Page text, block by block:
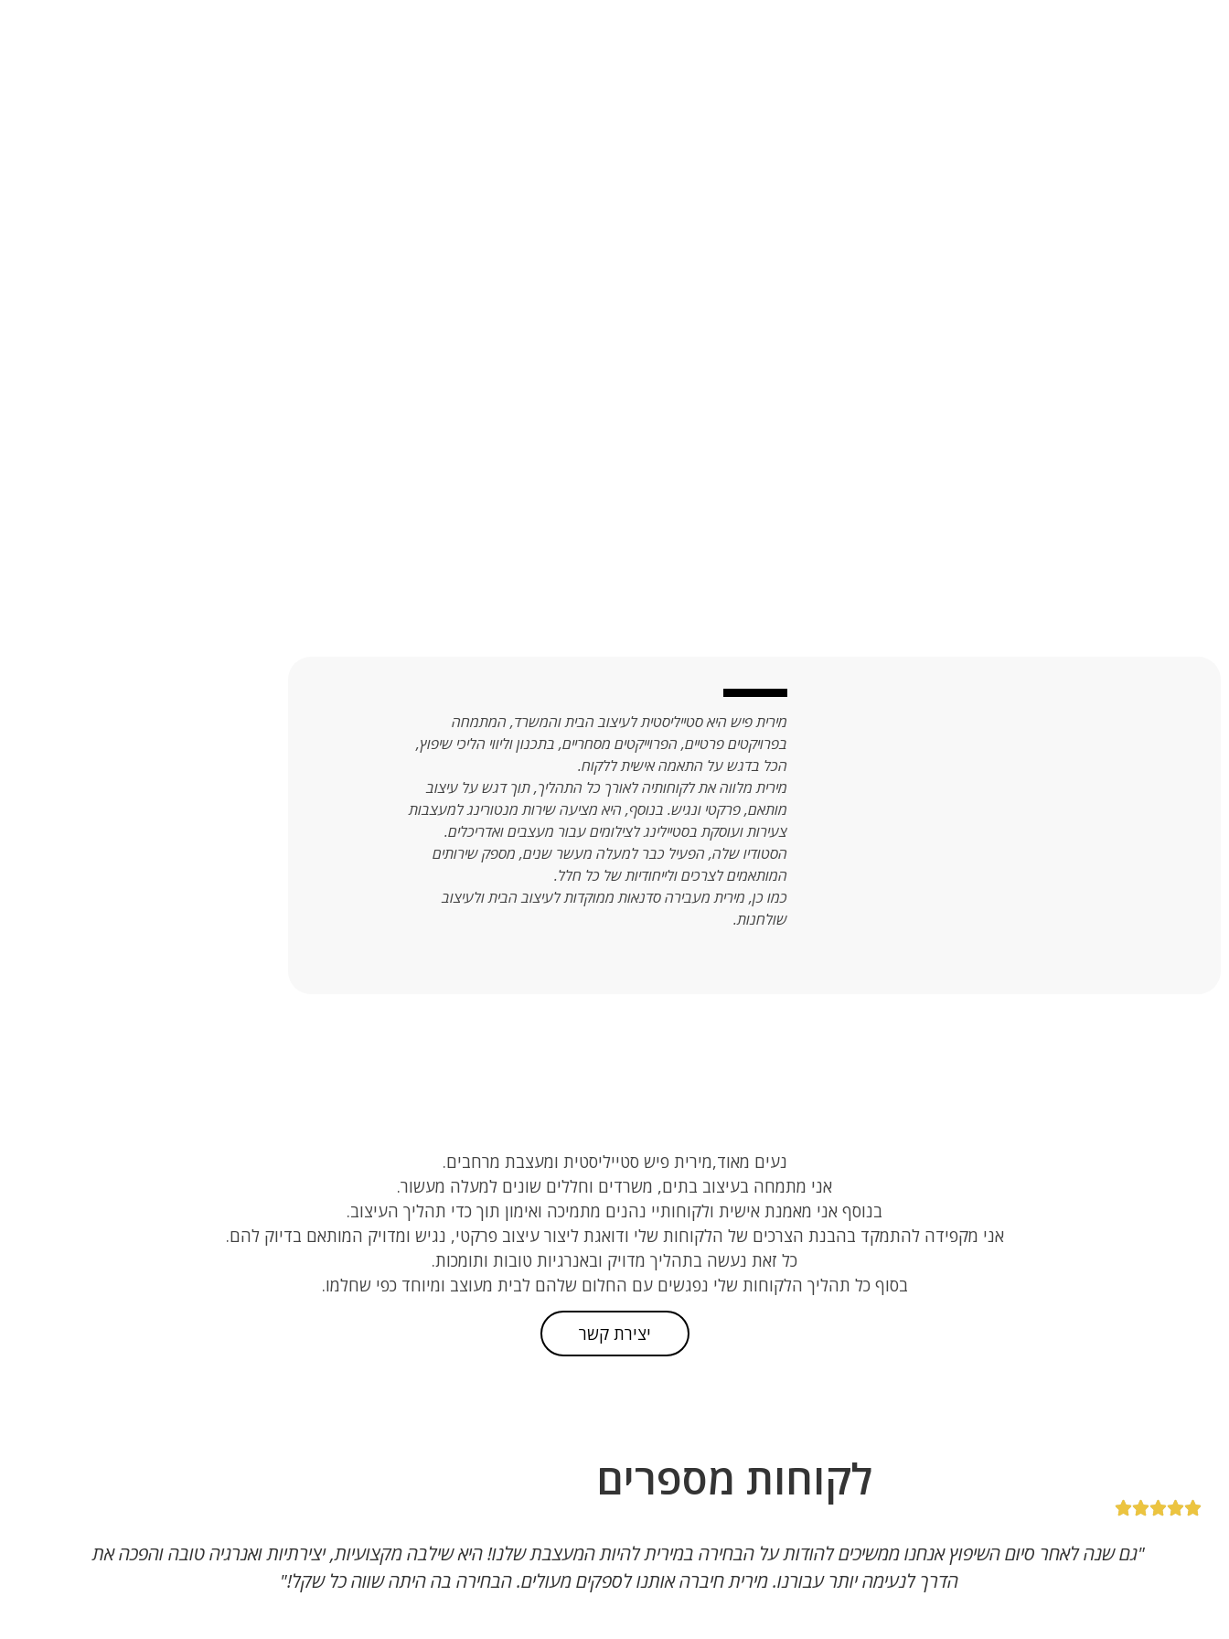
מירית פיש היא סטייליסטית לעיצוב הבית והמשרד, המתמחה
בפרויקטים פרטיים, הפרוייקטים מסחריים, בתכנון וליווי הליכי שיפוץ,
הכל בדגש על התאמה אישית ללקוח.
מירית מלווה את לקוחותיה לאורך כל התהליך, תוך דגש על עיצוב
מותאם, פרקטי ונגיש. בנוסף, היא מציעה שירות מנטורינג למעצבות
צעירות ועוסקת בסטיילינג לצילומים עבור מעצבים ואדריכלים.
הסטודיו שלה, הפעיל כבר למעלה מעשר שנים, מספק שירותים
המותאמים לצרכים ולייחודיות של כל חלל.
כמו כן, מירית מעבירה סדנאות ממוקדות לעיצוב הבית ולעיצוב
שולחנות.
נעים מאוד,מירית פיש סטייליסטית ומעצבת מרחבים.
אני מתמחה בעיצוב בתים, משרדים וחללים שונים למעלה מעשור.
בנוסף אני מאמנת אישית ולקוחותיי נהנים מתמיכה ואימון תוך כדי תהליך העיצוב.
אני מקפידה להתמקד בהבנת הצרכים של הלקוחות שלי ודואגת ליצור עיצוב פרקטי, נגיש ומדויק המותאם בדיוק להם.
כל זאת נעשה בתהליך מדויק ובאנרגיות טובות ותומכות.
בסוף כל תהליך הלקוחות שלי נפגשים עם החלום שלהם לבית מעוצב ומיוחד כפי שחלמו.
יצירת קשר
לקוחות מספרים
"גם שנה לאחר סיום השיפוץ אנחנו ממשיכים להודות על הבחירה במירית להיות המעצבת שלנו! היא שילבה מקצועיות, יצירתיות ואנרגיה טובה והפכה את
הדרך לנעימה יותר עבורנו. מירית חיברה אותנו לספקים מעולים. הבחירה בה היתה שווה כל שקל!"